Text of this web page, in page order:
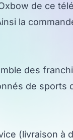
de ce
la
des
de sports
(livraison à